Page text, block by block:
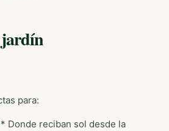
jardín
para:
Donde reciban sol desde la